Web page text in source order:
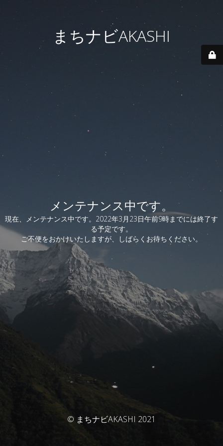
まちナビAKASHI
メンテナンス中です。
現在、メンテナンス中です。2022年3月23日午前9時までには終了す
る予定です。
ご不便をおかけいたしますが、しばらくお待ちください。
© まちナビAKASHI 2021